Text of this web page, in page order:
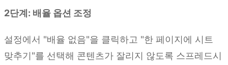
2단계: 배율 옵션 조정
설정에서 "배율 없음"을 클릭하고 "한 페이지에 시트
맞추기"를 선택해 콘텐츠가 잘리지 않도록 스프레드시